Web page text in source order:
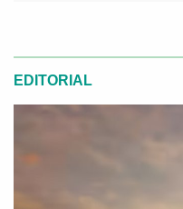
EDITORIAL